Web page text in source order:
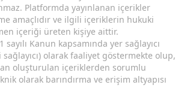
Platformda yayınlanan içerikler
amaçlıdır ve ilgili içeriklerin hukuki
içeriği üreten kişiye aittir.
Kanun kapsamında yer sağlayıcı
olarak faaliyet göstermekte olup,
oluşturulan içeriklerden sorumlu
olarak barındırma ve erişim altyapısı